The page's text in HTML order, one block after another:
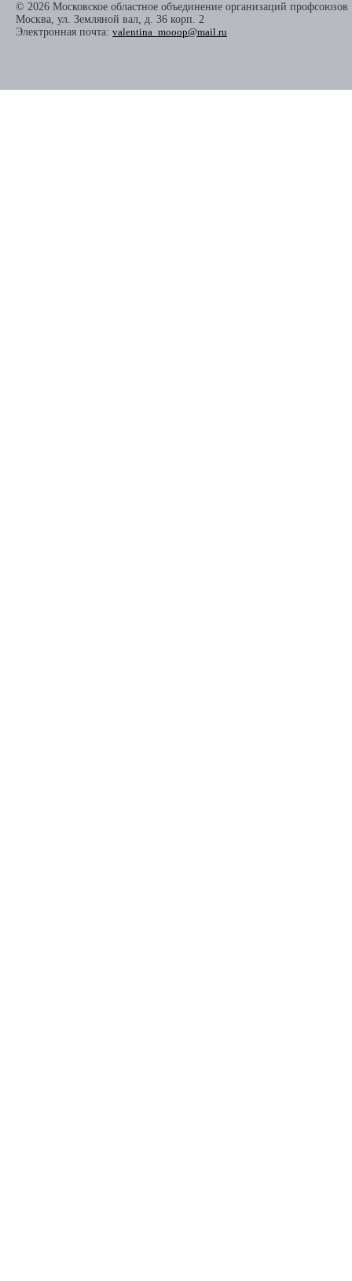
© 2026 Московское областное объединение организаций профсоюзов
Москва, ул. Земляной вал, д. 36 корп. 2
Электронная почта: valentina_mooop@mail.ru